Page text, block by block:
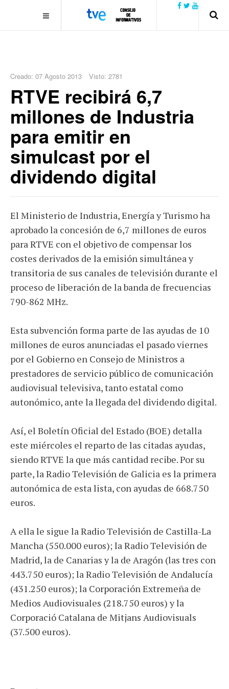
.plain-style .box-contact.box-bg { background: #0445b9
url('../../images/contact.png') 0 0 no-repeat; color: #eaeaea; padding:
Creado: 07 Agosto 2013 Visto: 2781
RTVE recibirá 6,7
millones de Industria
para emitir en
simulcast por el
dividendo digital
El Ministerio de Industria, Energía y Turismo ha
aprobado la concesión de 6,7 millones de euros
para RTVE con el objetivo de compensar los
costes derivados de la emisión simultánea y
transitoria de sus canales de televisión durante el
proceso de liberación de la banda de frecuencias
790-862 MHz.
Esta subvención forma parte de las ayudas de 10
millones de euros anunciadas el pasado viernes
por el Gobierno en Consejo de Ministros a
prestadores de servicio público de comunicación
audiovisual televisiva, tanto estatal como
autonómico, ante la llegada del dividendo digital.
Así, el Boletín Oficial del Estado (BOE) detalla
este miércoles el reparto de las citadas ayudas,
siendo RTVE la que más cantidad recibe. Por su
parte, la Radio Televisión de Galicia es la primera
autonómica de esta lista, con ayudas de 668.750
euros.
A ella le sigue la Radio Televisión de Castilla-La
Mancha (550.000 euros); la Radio Televisión de
Madrid, la de Canarias y la de Aragón (las tres con
443.750 euros); la Radio Televisión de Andalucía
(431.250 euros); la Corporación Extremeña de
Medios Audiovisuales (218.750 euros) y la
Corporació Catalana de Mitjans Audiovisuals
(37.500 euros).